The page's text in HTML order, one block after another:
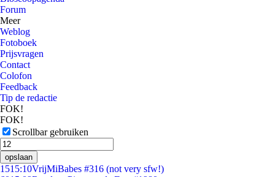
Forum
Meer
Weblog
Fotoboek
Prijsvragen
Contact
Colofon
Feedback
Tip de redactie
FOK!
FOK!
Scrollbar gebruiken
opslaan
1515:10VrijMiBabes #316 (not very sfw!)